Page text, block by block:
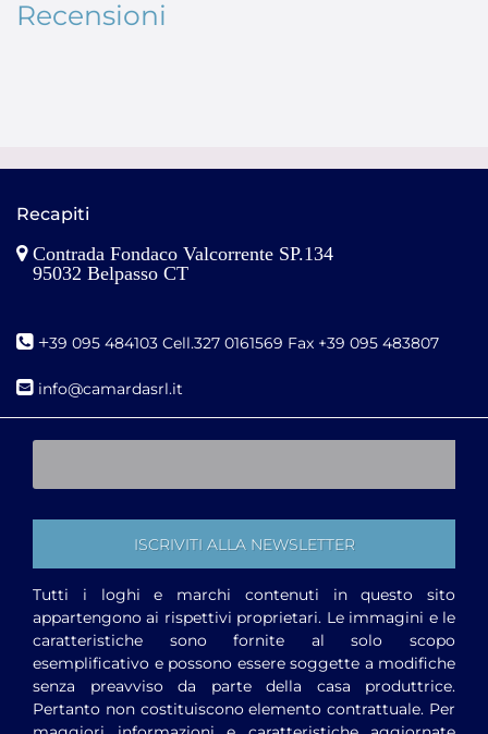
Recensioni
Recapiti
Contrada Fondaco Valcorrente SP.134
95032 Belpasso CT
+39 095 484103 Cell.327 0161569 Fax +39 095 483807
info@camardasrl.it
Tutti i loghi e marchi contenuti in questo sito
appartengono ai rispettivi proprietari. Le immagini e le
caratteristiche sono fornite al solo scopo
esemplificativo e possono essere soggette a modifiche
senza preavviso da parte della casa produttrice.
Pertanto non costituiscono elemento contrattuale. Per